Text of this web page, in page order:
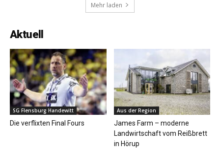
Mehr laden
Aktuell
SG Flensburg Handewitt
Die verflixten Final Fours
Aus der Region
James Farm – moderne
Landwirtschaft vom Reißbrett
in Hörup